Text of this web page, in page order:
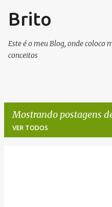
Brito
Este é o meu Blog, onde coloco
conceitos
Mostrando postagens
VER TODOS